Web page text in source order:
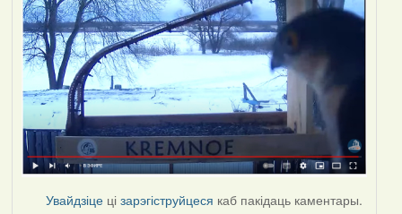
Увайдзіце цізарэгіструйцеся каб пакідаць каментары.